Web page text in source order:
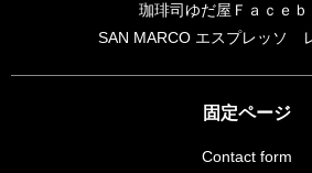
珈琲司ゆだ屋Ｆａｃｅｂ
SAN MARCO エスプレッソ
固定ページ
Contact form